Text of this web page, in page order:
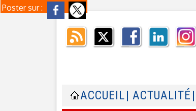
Poster sur :
ACCUEIL | ACTUALITÉ